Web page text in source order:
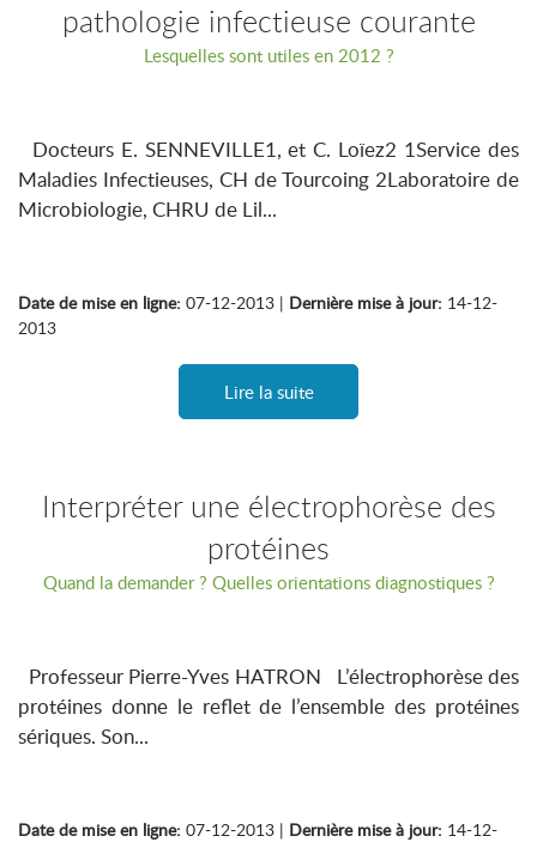
pathologie infectieuse courante
Lesquelles sont utiles en 2012 ?
Docteurs E. SENNEVILLE1, et C. Loïez2 1Service des
Maladies Infectieuses, CH de Tourcoing 2Laboratoire de
Microbiologie, CHRU de Lil...
Date de mise en ligne: 07-12-2013 | Dernière mise à jour: 14-12-
2013
Lire la suite
Interpréter une électrophorèse des
protéines
Quand la demander ? Quelles orientations diagnostiques ?
Professeur Pierre-Yves HATRON L’électrophorèse des
protéines donne le reflet de l’ensemble des protéines
sériques. Son...
Date de mise en ligne: 07-12-2013 | Dernière mise à jour: 14-12-